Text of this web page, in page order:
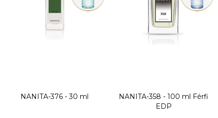
NANITA-376 - 30 ml NANITA-358 - 100 ml
Férfi
EDP